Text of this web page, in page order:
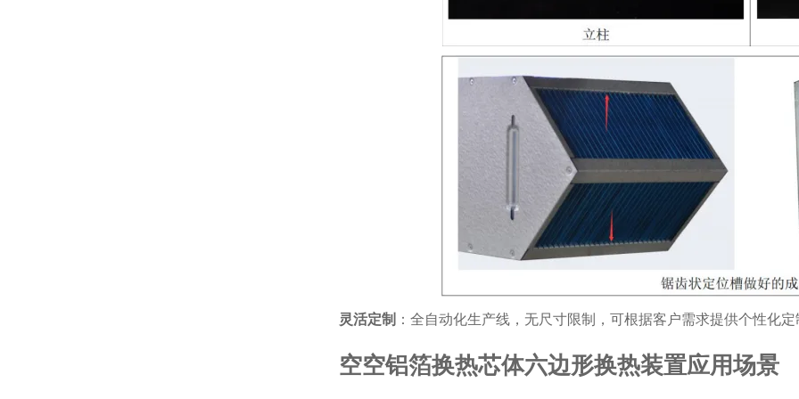
灵活定制 ：全自动化生产线，无尺寸限制，可根据客户需求提供个性化
空空铝箔换热芯体六边形换热装置应用场景